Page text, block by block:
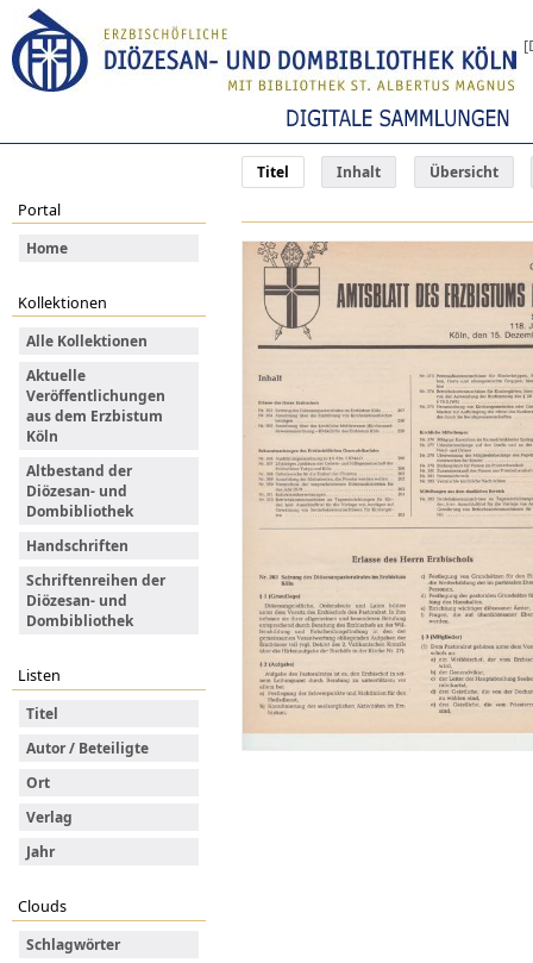
Titel Inhalt Übersicht
Portal
Home
Kollektionen
Alle Kollektionen
Aktuelle
Veröffentlichungen
aus dem Erzbistum
Köln
Altbestand der
Diözesan- und
Dombibliothek
Handschriften
Schriftenreihen der
Diözesan- und
Dombibliothek
Listen
Titel
Autor / Beteiligte
Ort
Verlag
Jahr
Clouds
Schlagwörter